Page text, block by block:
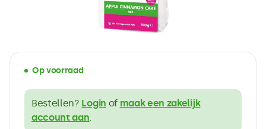
Op voorraad
Bestellen? Login of maak een zakelijk
account aan